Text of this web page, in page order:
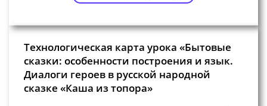
Технологическая карта урока «Бытовые
сказки: особенности построения и язык.
Диалоги героев в русской народной
сказке «Каша из топора»